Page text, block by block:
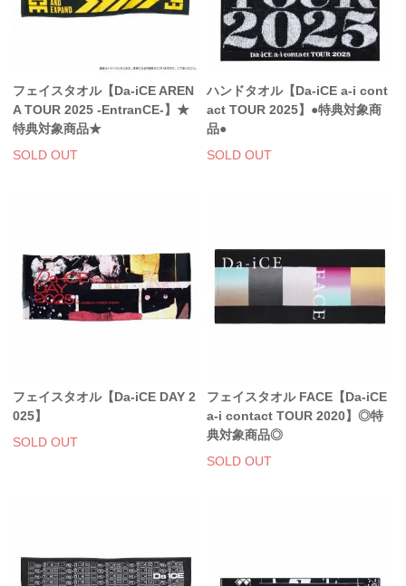
フェイスタオル【Da-iCE AREN
A TOUR 2025 -EntranCE-】★
特典対象商品★
SOLD OUT
ハンドタオル【Da-iCE a-i cont
act TOUR 2025】●特典対象商
品●
SOLD OUT
フェイスタオル【Da-iCE DAY 2
025】
SOLD OUT
フェイスタオル FACE【Da-iCE
a-i contact TOUR 2020】◎特
典対象商品◎
SOLD OUT